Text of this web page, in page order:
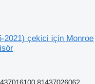
2021) çekici için Monroe
81437026062